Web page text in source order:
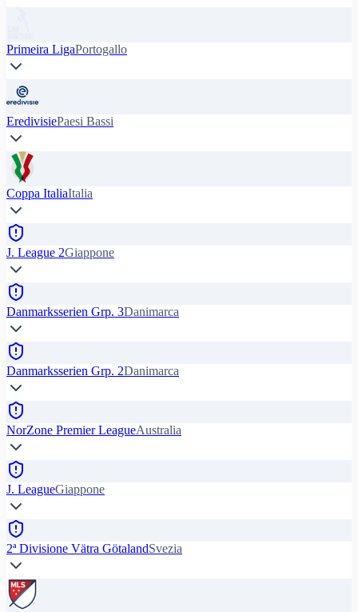
Primeira LigaPortogallo
EredivisiePaesi Bassi
Coppa ItaliaItalia
J. League 2Giappone
Danmarksserien Grp. 3Danimarca
Danmarksserien Grp. 2Danimarca
NorZone Premier LeagueAustralia
J. LeagueGiappone
2ª Divisione Vätra GötalandSvezia